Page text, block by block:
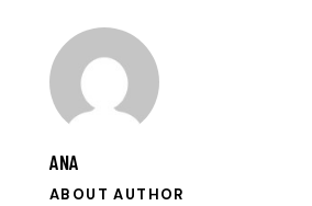
ANA
ABOUT AUTHOR